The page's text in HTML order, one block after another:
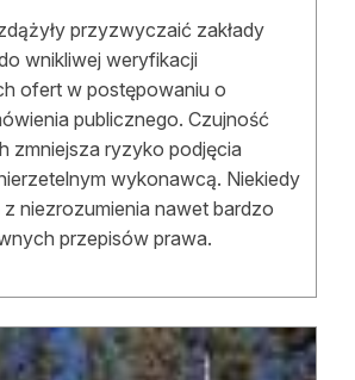
przyzwyczaić zakłady
wnikliwej weryfikacji
ofert w postępowaniu o
publicznego. Czujność
zmniejsza ryzyko podjęcia
wykonawcą. Niekiedy
niezrozumienia nawet bardzo
przepisów prawa.